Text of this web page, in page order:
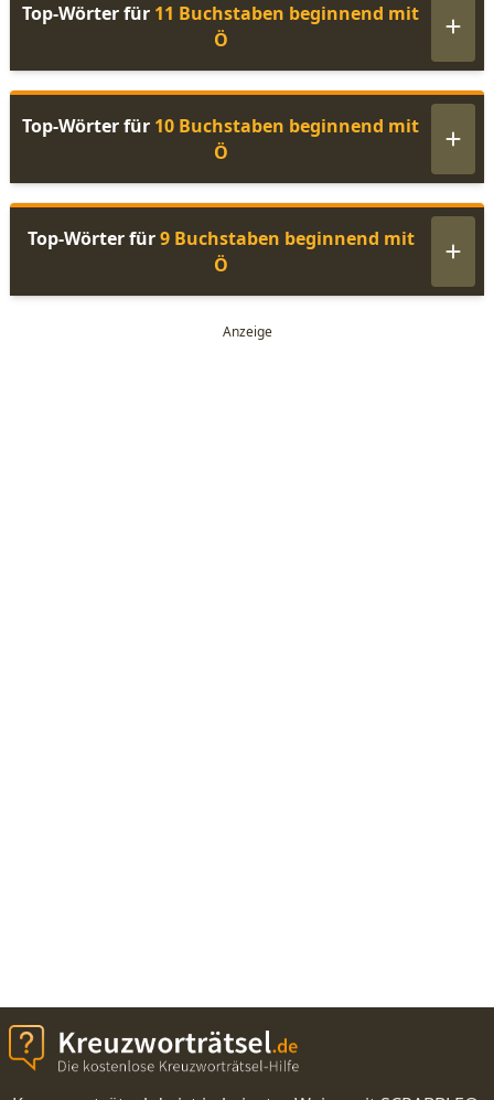
Top-Wörter für 11 Buchstaben beginnend mit
Ö
Top-Wörter für 10 Buchstaben beginnend mit
Ö
Top-Wörter für9 Buchstaben beginnend mit
Ö